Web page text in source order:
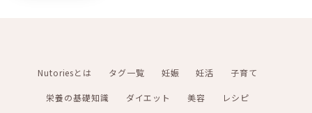
Nutoriesとは タグ一覧 妊娠 妊活 子育て
栄養の基礎知識 ダイエット 美容 レシピ